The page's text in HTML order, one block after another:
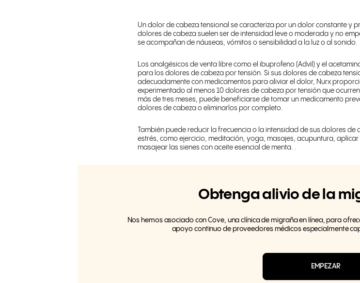
Un dolor de cabeza tensional se caracteriza por un dolor constante y
dolores de cabeza suelen ser de intensidad leve o moderada y no
se acompañan de náuseas, vómitos o sensibilidad a la luz o al sonido.
Los analgésicos de venta libre como el ibuprofeno (Advil) y el
para los dolores de cabeza por tensión. Si sus dolores de cabeza
adecuadamente con medicamentos para aliviar el dolor, Nurx
experimentado al menos 10 dolores de cabeza por tensión que
más de tres meses, puede beneficiarse de tomar un medicamento
dolores de cabeza o eliminarlos por completo.
También puede reducir la frecuencia o la intensidad de sus dolores
estrés, como ejercicio, meditación, yoga, masajes, acupuntura,
masajear las sienes con aceite esencial de menta. .
Obtenga alivio de la
Nos hemos asociado con Cove, una clínica de migraña en línea, para
apoyo continuo de proveedores médicos especialmente
EMPEZAR